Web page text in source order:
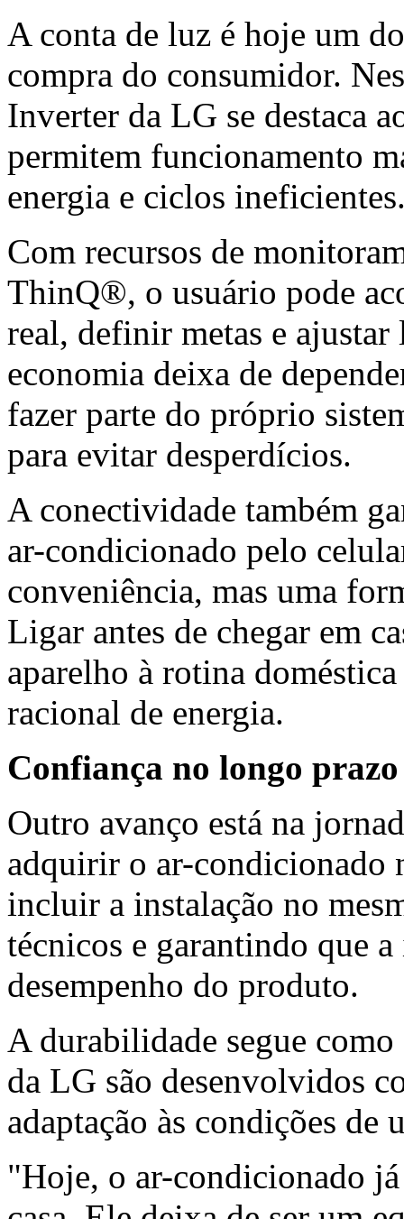
A conta de luz é hoje um
compra do consumidor.
Inverter da LG se destaca
permitem funcionamento
energia e ciclos
Com recursos de
ThinQ®, o usuário pode
real, definir metas e
economia deixa de
fazer parte do próprio
para evitar desperdícios.
A conectividade também
ar-condicionado pelo
conveniência, mas uma
Ligar antes de chegar em
aparelho à rotina
racional de energia.
Confiança no longo prazo
Outro avanço está na
adquirir o ar-condicionado
incluir a instalação no
técnicos e garantindo que
desempenho do produto.
A durabilidade segue
da LG são desenvolvidos
adaptação às condições de
"Hoje, o ar-condicionado